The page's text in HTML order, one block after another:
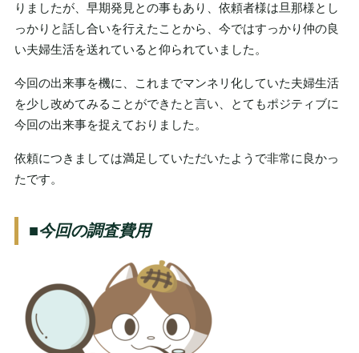
りましたが、早期発見との事もあり、依頼者様は旦那様とし
っかりと話し合いを行えたことから、今ではすっかり仲の良
い夫婦生活を送れていると仰られていました。
今回の出来事を機に、これまでマンネリ化していた夫婦生活
を少し改めてみることができたと言い、とてもポジティブに
今回の出来事を捉えておりました。
依頼につきましては満足していただいたようで非常に良かっ
たです。
■今回の調査費用